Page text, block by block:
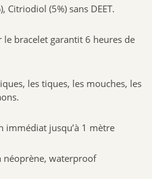
de 6ml
d’actif au centre du bracelet
un rayon d’1 mètre
100% de réduction du nombre de
en zone infestée, il est
Citriodiol (5%) sans DEET.
le bracelet garantit 6 heures de
les tiques, les mouches, les
immédiat jusqu’à 1 mètre
néoprène, waterproof